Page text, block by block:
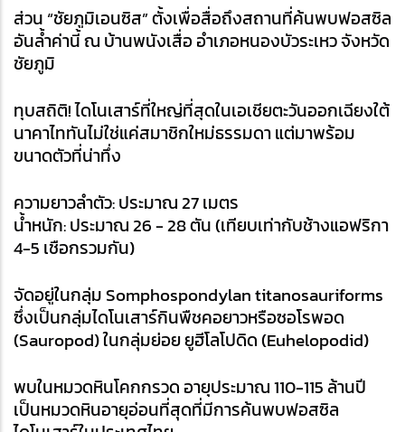
ส่วน “ชัยภูมิเอนซิส” ตั้งเพื่อสื่อถึงสถานที่ค้นพบฟอสซิล
อันล้ำค่านี้ ณ บ้านพนังเสื่อ อำเภอหนองบัวระเหว จังหวัด
ชัยภูมิ
ทุบสถิติ! ไดโนเสาร์ที่ใหญ่ที่สุดในเอเชียตะวันออกเฉียงใต้
นาคาไททันไม่ใช่แค่สมาชิกใหม่ธรรมดา แต่มาพร้อม
ขนาดตัวที่น่าทึ่ง
ความยาวลำตัว: ประมาณ 27 เมตร
น้ำหนัก: ประมาณ 26 - 28 ตัน (เทียบเท่ากับช้างแอฟริกา
4-5 เชือกรวมกัน)
จัดอยู่ในกลุ่ม Somphospondylan titanosauriforms
ซึ่งเป็นกลุ่มไดโนเสาร์กินพืชคอยาวหรือซอโรพอด
(Sauropod) ในกลุ่มย่อย ยูฮีโลโปดิด (Euhelopodid)
พบในหมวดหินโคกกรวด อายุประมาณ 110-115 ล้านปี
เป็นหมวดหินอายุอ่อนที่สุดที่มีการค้นพบฟอสซิล